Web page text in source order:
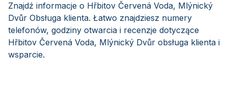
Znajdź informacje o Hřbitov Červená Voda, Mlýnický
Dvůr Obsługa klienta. Łatwo znajdziesz numery
telefonów, godziny otwarcia i recenzje dotyczące
Hřbitov Červená Voda, Mlýnický Dvůr obsługa klienta i
wsparcie.